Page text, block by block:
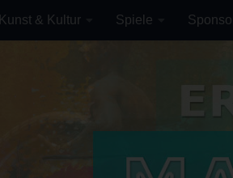
Kunst & Kultur Spiele